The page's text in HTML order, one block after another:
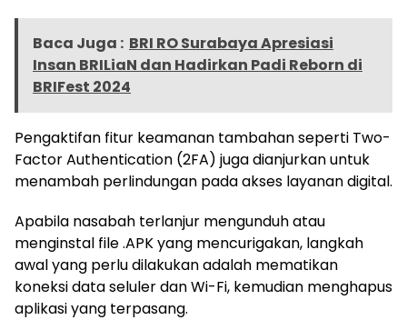
Baca Juga : BRI RO Surabaya Apresiasi
Insan BRILiaN dan Hadirkan Padi Reborn di
BRIFest 2024
Pengaktifan fitur keamanan tambahan seperti Two-
Factor Authentication (2FA) juga dianjurkan untuk
menambah perlindungan pada akses layanan digital.
Apabila nasabah terlanjur mengunduh atau
menginstal file .APK yang mencurigakan, langkah
awal yang perlu dilakukan adalah mematikan
koneksi data seluler dan Wi-Fi, kemudian menghapus
aplikasi yang terpasang.